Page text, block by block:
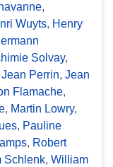
,
Wuyts, Henry
Solvay,
Jean Perrin, Jean
Flamache,
, Martin Lowry,
, Pauline
, Robert
Schlenk, William